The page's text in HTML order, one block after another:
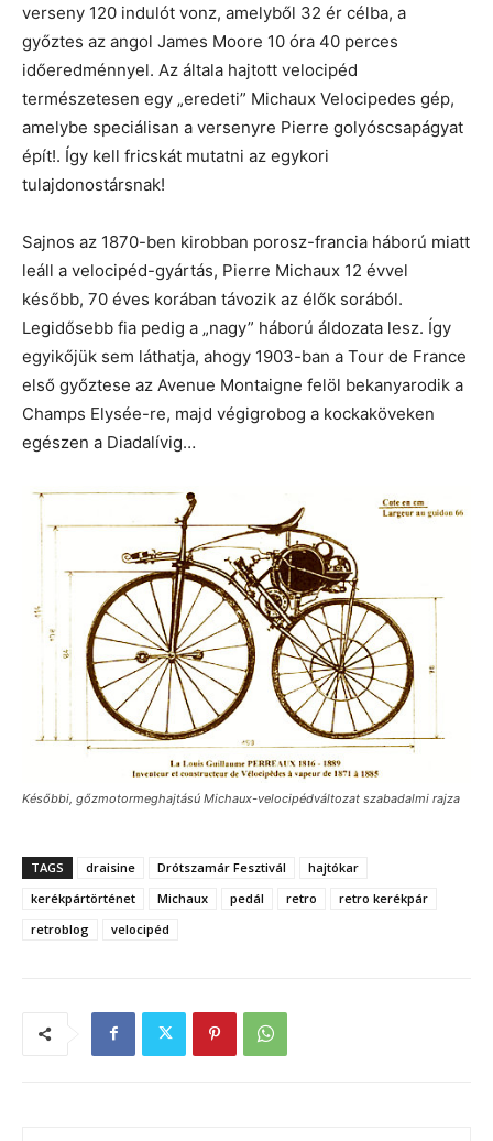
verseny 120 indulót vonz, amelyből 32 ér célba, a
győztes az angol James Moore 10 óra 40 perces
időeredménnyel. Az általa hajtott velocipéd
természetesen egy „eredeti” Michaux Velocipedes gép,
amelybe speciálisan a versenyre Pierre golyóscsapágyat
épít!. Így kell fricskát mutatni az egykori
tulajdonostársnak!
Sajnos az 1870-ben kirobban porosz-francia háború miatt
leáll a velocipéd-gyártás, Pierre Michaux 12 évvel
később, 70 éves korában távozik az élők sorából.
Legidősebb fia pedig a „nagy” háború áldozata lesz. Így
egyikőjük sem láthatja, ahogy 1903-ban a Tour de France
első győztese az Avenue Montaigne felöl bekanyarodik a
Champs Elysée-re, majd végigrobog a kockaköveken
egészen a Diadalívig…
Későbbi, gőzmotormeghajtású Michaux-velocipédváltozat szabadalmi rajza
TAGS draisine Drótszamár Fesztivál
hajtókar
kerékpártörténet
Michaux pedál retro
retro kerékpár
retroblog
velocipéd